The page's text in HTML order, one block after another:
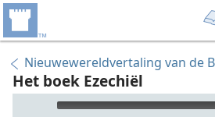
Nieuwewereldvertaling van de
Het boek Ezechiël
Audio Player